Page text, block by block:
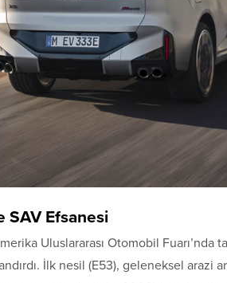
SAV Efsanesi
Uluslararası Otomobil Fuarı’nda
İlk nesil (E53), geleneksel arazi